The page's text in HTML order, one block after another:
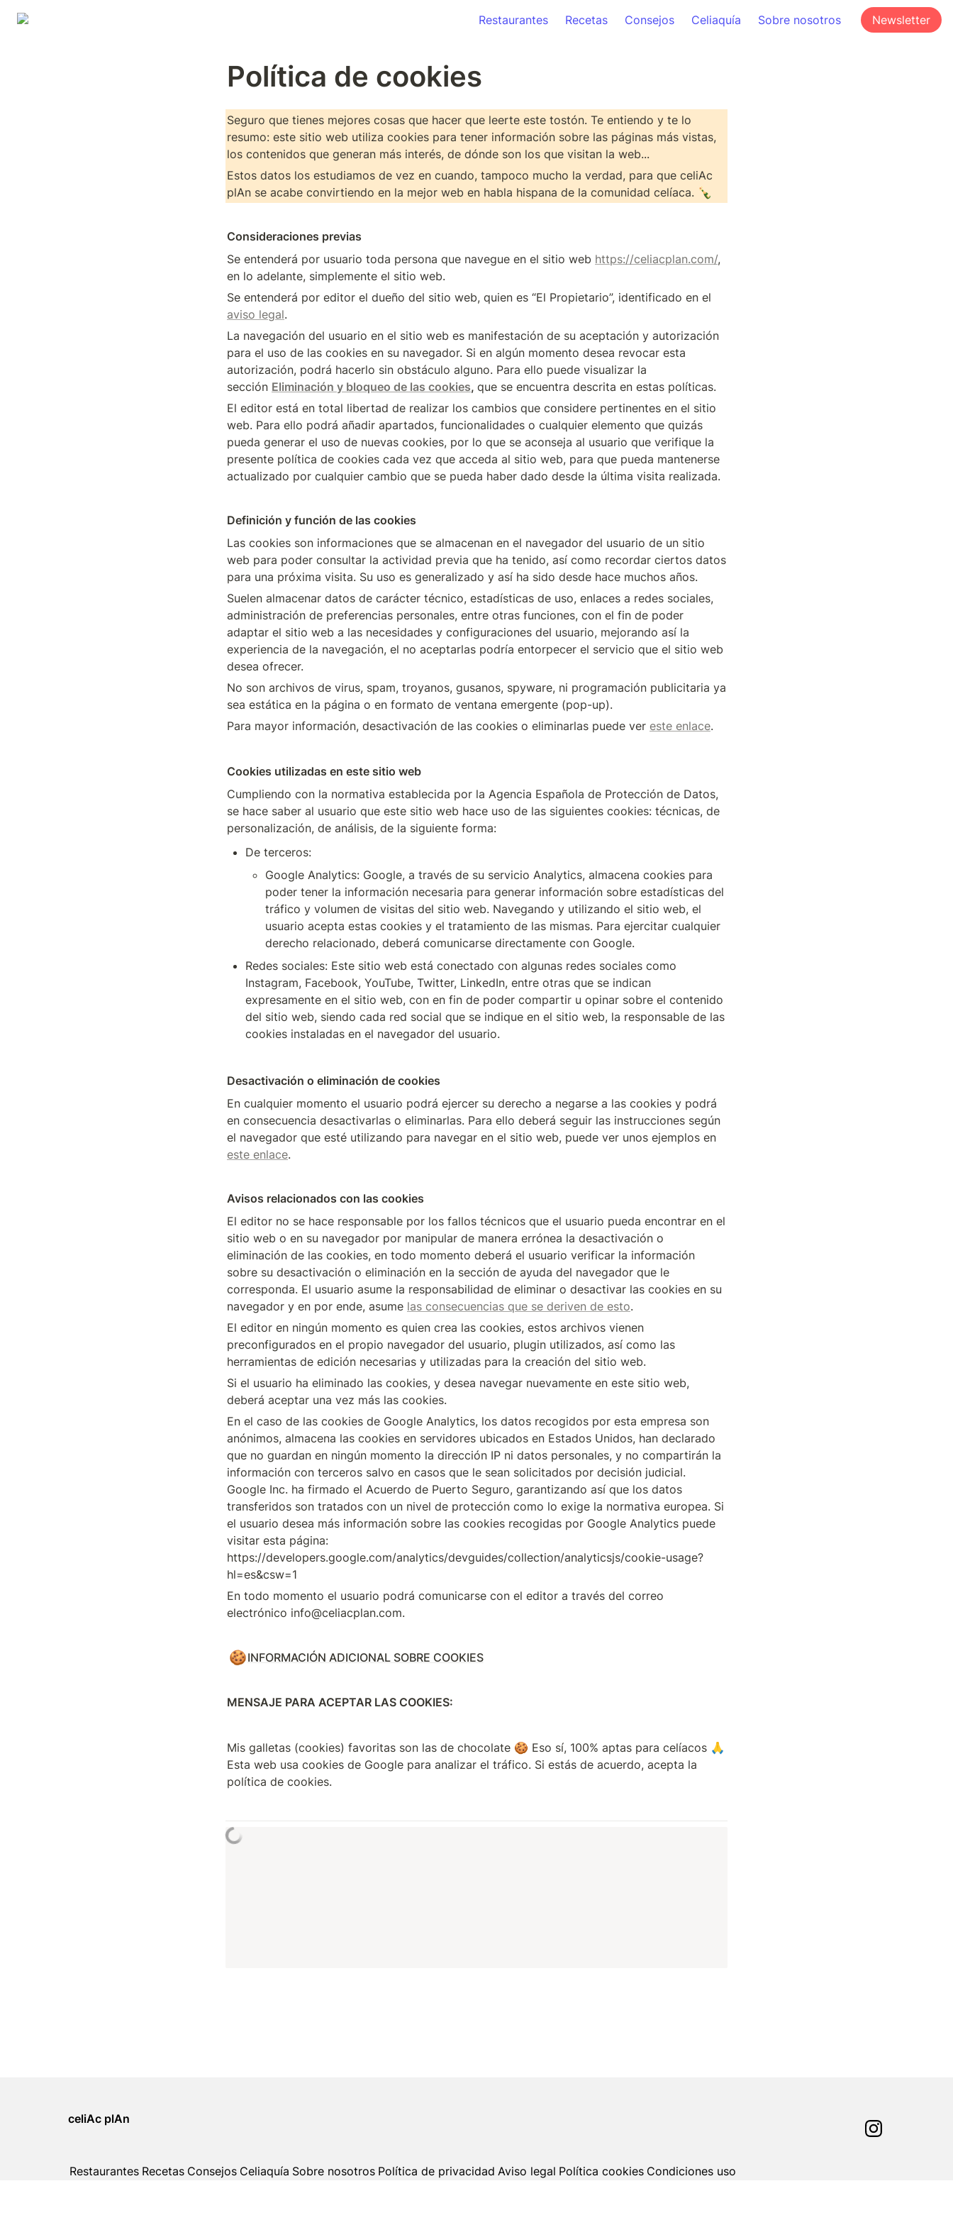
Restaurantes Recetas Consejos Celiaquía Sobre nosotros Newsletter
Política de cookies
Seguro que tienes mejores cosas que hacer que leerte este tostón. Te entiendo y te lo
resumo: este sitio web utiliza cookies para tener información sobre las páginas más vistas,
los contenidos que generan más interés, de dónde son los que visitan la web...
Estos datos los estudiamos de vez en cuando, tampoco mucho la verdad, para que celiAc
plAn se acabe convirtiendo en la mejor web en habla hispana de la comunidad celíaca. 🍾
Consideraciones previas
Se entenderá por usuario toda persona que navegue en el sitio web https://celiacplan.com/,
en lo adelante, simplemente el sitio web.
aviso legal.
La navegación del usuario en el sitio web es manifestación de su aceptación y autorización
para el uso de las cookies en su navegador. Si en algún momento desea revocar esta
autorización, podrá hacerlo sin obstáculo alguno. Para ello puede visualizar la
sección Eliminación y bloqueo de las cookies, que se encuentra descrita en estas políticas.
El editor está en total libertad de realizar los cambios que considere pertinentes en el sitio
web. Para ello podrá añadir apartados, funcionalidades o cualquier elemento que quizás
pueda generar el uso de nuevas cookies, por lo que se aconseja al usuario que verifique la
presente política de cookies cada vez que acceda al sitio web, para que pueda mantenerse
actualizado por cualquier cambio que se pueda haber dado desde la última visita realizada.
Definición y función de las cookies
Las cookies son informaciones que se almacenan en el navegador del usuario de un sitio
web para poder consultar la actividad previa que ha tenido, así como recordar ciertos datos
para una próxima visita. Su uso es generalizado y así ha sido desde hace muchos años.
Suelen almacenar datos de carácter técnico, estadísticas de uso, enlaces a redes sociales,
administración de preferencias personales, entre otras funciones, con el fin de poder
adaptar el sitio web a las necesidades y configuraciones del usuario, mejorando así la
experiencia de la navegación, el no aceptarlas podría entorpecer el servicio que el sitio web
desea ofrecer.
No son archivos de virus, spam, troyanos, gusanos, spyware, ni programación publicitaria ya
sea estática en la página o en formato de ventana emergente (pop-up).
Para mayor información, desactivación de las cookies o eliminarlas puede ver este enlace.
Cookies utilizadas en este sitio web
Cumpliendo con la normativa establecida por la Agencia Española de Protección de Datos,
se hace saber al usuario que este sitio web hace uso de las siguientes cookies: técnicas, de
personalización, de análisis, de la siguiente forma:
De terceros:
Google Analytics: Google, a través de su servicio Analytics, almacena cookies para
poder tener la información necesaria para generar información sobre estadísticas del
tráfico y volumen de visitas del sitio web. Navegando y utilizando el sitio web, el
usuario acepta estas cookies y el tratamiento de las mismas. Para ejercitar cualquier
derecho relacionado, deberá comunicarse directamente con Google.
Redes sociales: Este sitio web está conectado con algunas redes sociales como
Instagram, Facebook, YouTube, Twitter, LinkedIn, entre otras que se indican
expresamente en el sitio web, con en fin de poder compartir u opinar sobre el contenido
del sitio web, siendo cada red social que se indique en el sitio web, la responsable de las
cookies instaladas en el navegador del usuario.
Desactivación o eliminación de cookies
En cualquier momento el usuario podrá ejercer su derecho a negarse a las cookies y podrá
en consecuencia desactivarlas o eliminarlas. Para ello deberá seguir las instrucciones según
este enlace.
Avisos relacionados con las cookies
El editor no se hace responsable por los fallos técnicos que el usuario pueda encontrar en el
sitio web o en su navegador por manipular de manera errónea la desactivación o
eliminación de las cookies, en todo momento deberá el usuario verificar la información
sobre su desactivación o eliminación en la sección de ayuda del navegador que le
corresponda. El usuario asume la responsabilidad de eliminar o desactivar las cookies en su
navegador y en por ende, asume las consecuencias que se deriven de esto.
El editor en ningún momento es quien crea las cookies, estos archivos vienen
preconfigurados en el propio navegador del usuario, plugin utilizados, así como las
herramientas de edición necesarias y utilizadas para la creación del sitio web.
Si el usuario ha eliminado las cookies, y desea navegar nuevamente en este sitio web,
deberá aceptar una vez más las cookies.
En el caso de las cookies de Google Analytics, los datos recogidos por esta empresa son
anónimos, almacena las cookies en servidores ubicados en Estados Unidos, han declarado
que no guardan en ningún momento la dirección IP ni datos personales, y no compartirán la
información con terceros salvo en casos que le sean solicitados por decisión judicial.
Google Inc. ha firmado el Acuerdo de Puerto Seguro, garantizando así que los datos
transferidos son tratados con un nivel de protección como lo exige la normativa europea. Si
el usuario desea más información sobre las cookies recogidas por Google Analytics puede
visitar esta página:
https://developers.google.com/analytics/devguides/collection/analyticsjs/cookie-usage?
hl=es&csw=1
En todo momento el usuario podrá comunicarse con el editor a través del correo
electrónico info@celiacplan.com.
🍪INFORMACIÓN ADICIONAL SOBRE COOKIES
MENSAJE PARA ACEPTAR LAS COOKIES:
Mis galletas (cookies) favoritas son las de chocolate 🍪 Eso sí, 100% aptas para celíacos 🙏
Esta web usa cookies de Google para analizar el tráfico. Si estás de acuerdo, acepta la
política de cookies.
celiAc plAn
Restaurantes Recetas Consejos Celiaquía Sobre nosotros Política de privacidad Aviso legal Política cookies Condiciones uso